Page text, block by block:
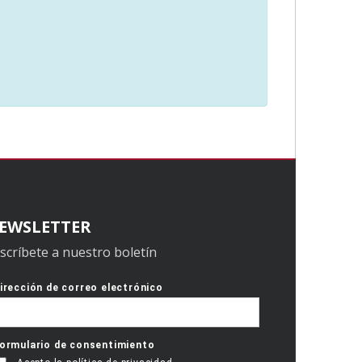
a nuestro boletín